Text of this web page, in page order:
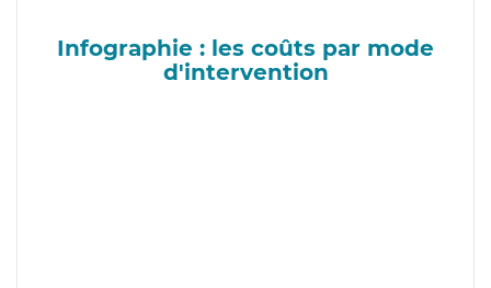
Infographie : les coûts par mode
d'intervention